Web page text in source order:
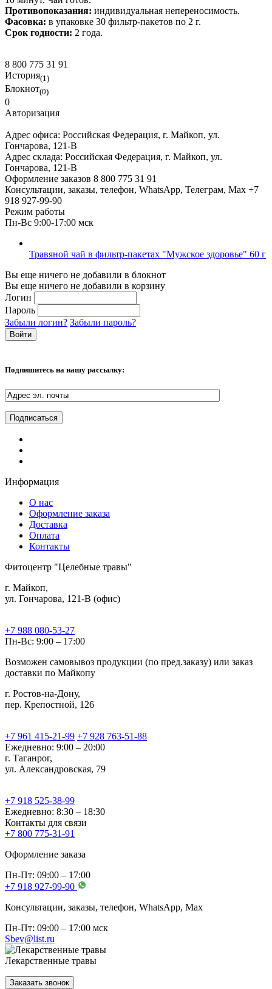
Противопоказания: индивидуальная непереносимость.
Фасовка: в упаковке 30 фильтр-пакетов по 2 г.
Срок годности: 2 года.
8 800 775 31 91
История(1)
Блокнот(0)
0
Авторизация
Адрес офиса: Российская Федерация, г. Майкоп, ул.
Гончарова, 121-В
Адрес склада: Российская Федерация, г. Майкоп, ул.
Гончарова, 121-В
Оформление заказов 8 800 775 31 91
Консультации, заказы, телефон, WhatsApp, Телеграм, Мах +7
918 927-99-90
Режим работы
Пн-Вс 9:00-17:00 мск
Травяной чай в фильтр-пакетах "Мужское здоровье" 60 г
Вы еще ничего не добавили в блокнот
Вы еще ничего не добавили в корзину
Логин
Пароль
Забыли логин? Забыли пароль?
Подпишитесь на нашу рассылку:
Информация
О нас
Оформление заказа
Доставка
Оплата
Контакты
Фитоцентр "Целебные травы"
г. Майкоп,
ул. Гончарова, 121-В (офис)
+7 988 080-53-27
Пн-Вс: 9:00 – 17:00
Возможен самовывоз продукции (по пред.заказу) или заказ
доставки по Майкопу
г. Ростов-на-Дону,
пер. Крепостной, 126
+7 961 415-21-99 +7 928 763-51-88
Ежедневно: 9:00 – 20:00
г. Таганрог,
ул. Александровская, 79
+7 918 525-38-99
Ежедневно: 8:30 – 18:30
Контакты для связи
+7 800 775-31-91
Оформление заказа
Пн-Пт: 09:00 – 17:00
+7 918 927-99-90
Консультации, заказы, телефон, WhatsApp, Мах
Пн-Пт: 09:00 – 17:00 мск
Sbev@list.ru
Лекарственные травы
Заказать звонок